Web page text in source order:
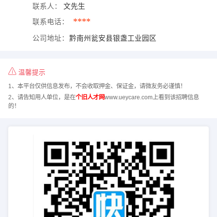
联系人： 文先生
联系电话： ****
公司地址： 黔南州瓮安县银盏工业园区
温馨提示
1、本平台仅供信息发布，不会收取押金、保证金，请微友务必谨慎！
2、请告知用人单位，是在个旧人才网www.ueycare.com上看到该招聘信息
的！